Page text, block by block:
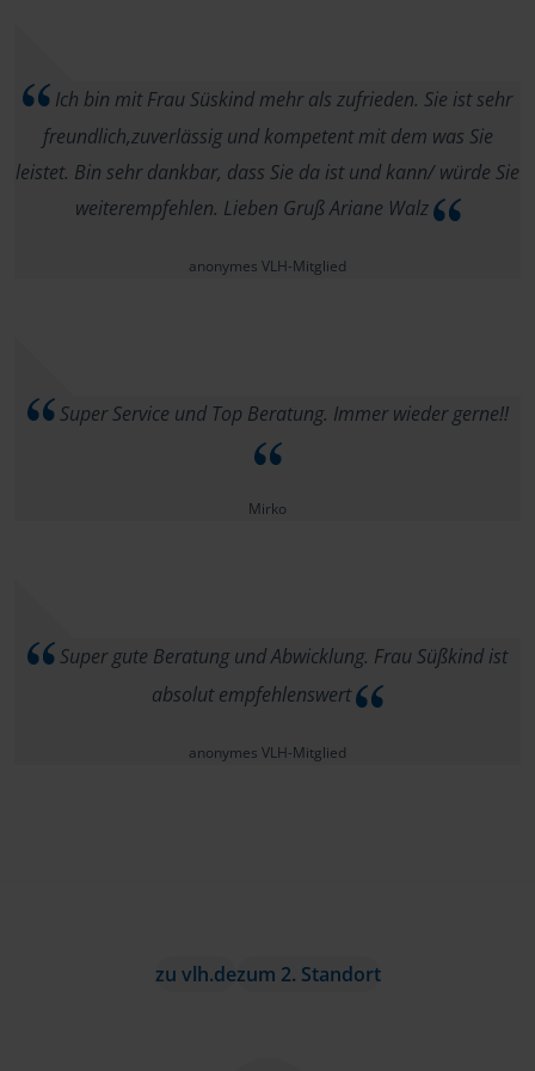
Ich bin mit Frau Süskind mehr als zufrieden. Sie ist sehr
freundlich,zuverlässig und kompetent mit dem was Sie
leistet. Bin sehr dankbar, dass Sie da ist und kann/ würde Sie
weiterempfehlen. Lieben Gruß Ariane Walz
anonymes VLH-Mitglied
Super Service und Top Beratung. Immer wieder gerne!!
Mirko
Super gute Beratung und Abwicklung. Frau Süßkind ist
absolut empfehlenswert
anonymes VLH-Mitglied
zu vlh.dezum 2. Standort